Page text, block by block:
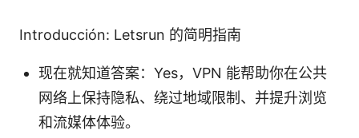
Introducción: Letsrun 的简明指南
现在就知道答案：Yes，VPN 能帮助你在公共
网络上保持隐私、绕过地域限制、并提升浏览
和流媒体体验。